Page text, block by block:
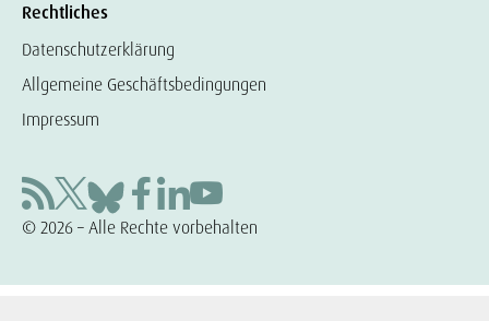
Rechtliches
Datenschutzerklärung
Allgemeine Geschäftsbedingungen
Impressum
© 2026 – Alle Rechte vorbehalten